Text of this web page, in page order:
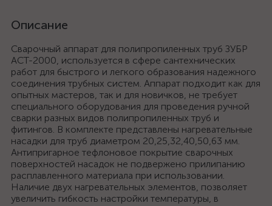
Описание
Сварочный аппарат для полипропиленных труб ЗУБР
АСТ-2000, используется в сфере сантехнических
работ для быстрого и легкого образования надежного
соединения трубных систем. Аппарат подходит как для
опытных мастеров, так и для новичков, не требует
специального оборудования для проведения ручной
сварки разных видов полипропиленных труб и
фитингов. В комплекте представлены нагревательные
насадки для труб диаметром 20,25,32,40,50,63 мм.
Антипригарное тефлоновое покрытие сварочных
поверхностей насадок не подвержено прилипанию
расплавленного материала при использовании.
Наличие двух нагревательных элементов, позволяет
увеличить гибкость настройки температуры, в